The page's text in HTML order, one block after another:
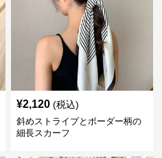
¥2,120 (税込)
斜めストライプとボーダー柄の
細長スカーフ